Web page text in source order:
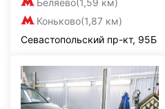
Беляево(1,59 км)
Коньково(1,87 км)
Севастопольский пр-кт, 95Б